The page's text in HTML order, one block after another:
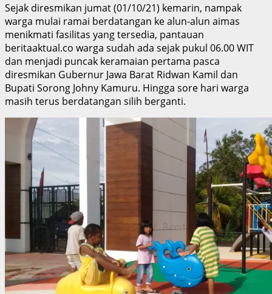
Sejak diresmikan jumat (01/10/21) kemarin, nampak
warga mulai ramai berdatangan ke alun-alun aimas
menikmati fasilitas yang tersedia, pantauan
beritaaktual.co warga sudah ada sejak pukul 06.00 WIT
dan menjadi puncak keramaian pertama pasca
diresmikan Gubernur Jawa Barat Ridwan Kamil dan
Bupati Sorong Johny Kamuru. Hingga sore hari warga
masih terus berdatangan silih berganti.